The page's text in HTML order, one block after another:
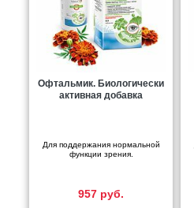
Офтальмик. Биологически
активная добавка
Для поддержания нормальной
функции зрения.
957 руб.